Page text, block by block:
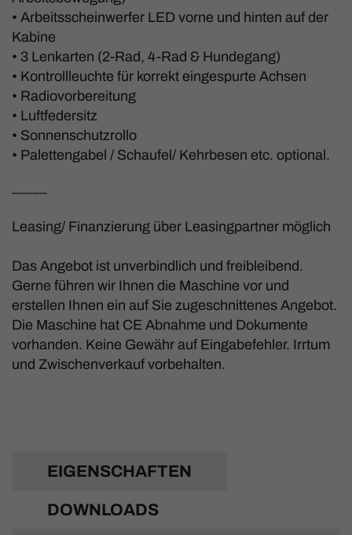
• Arbeitsscheinwerfer LED vorne und hinten auf der
Kabine
• 3 Lenkarten (2-Rad, 4-Rad & Hundegang)
• Kontrollleuchte für korrekt eingespurte Achsen
• Radiovorbereitung
• Luftfedersitz
• Sonnenschutzrollo
• Palettengabel / Schaufel/ Kehrbesen etc. optional.
Leasing/ Finanzierung über Leasingpartner möglich
Das Angebot ist unverbindlich und freibleibend.
Gerne führen wir Ihnen die Maschine vor und
erstellen Ihnen ein auf Sie zugeschnittenes Angebot.
Die Maschine hat CE Abnahme und Dokumente
vorhanden. Keine Gewähr auf Eingabefehler. Irrtum
und Zwischenverkauf vorbehalten.
EIGENSCHAFTEN
DOWNLOADS